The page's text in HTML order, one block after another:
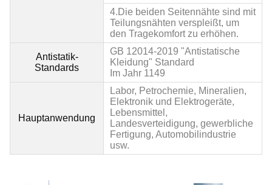
4. Die beiden Seitennähte sind mit
Teilungsnähten verspleißt, um
den Tragekomfort zu erhöhen.
Antistatik-
Standards
GB 12014-2019 "Antistatische
Kleidung" Standard
Im Jahr 1149
Hauptanwendung
Labor, Petrochemie, Mineralien,
Elektronik und Elektrogeräte,
Lebensmittel,
Landesverteidigung, gewerbliche
Fertigung, Automobilindustrie
usw.